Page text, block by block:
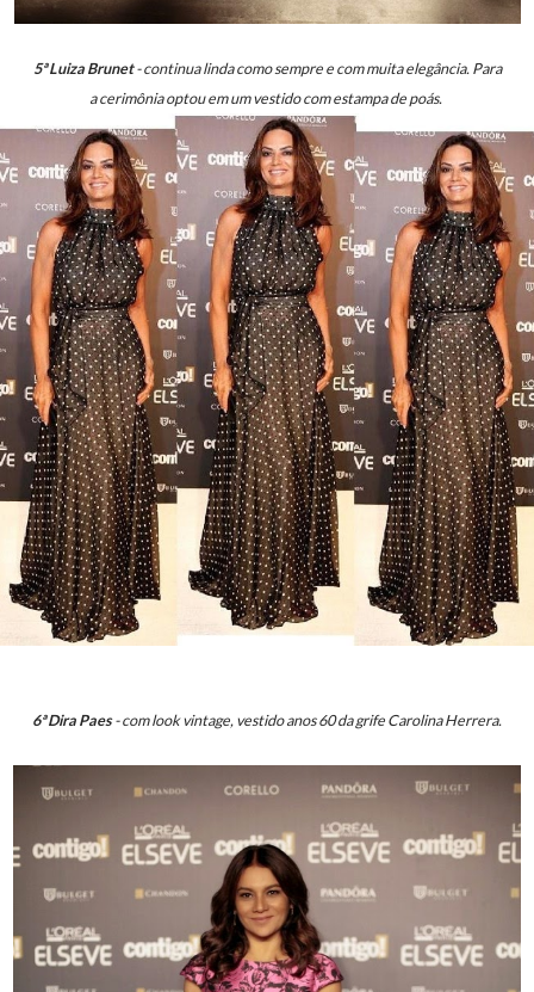
5ª Luiza Brunet- continua linda como sempre e com muita elegância. Para
a cerimônia optou em um vestido com estampa de poás.
6ª Dira Paes- com look vintage, vestido anos 60 da grife Carolina Herrera.